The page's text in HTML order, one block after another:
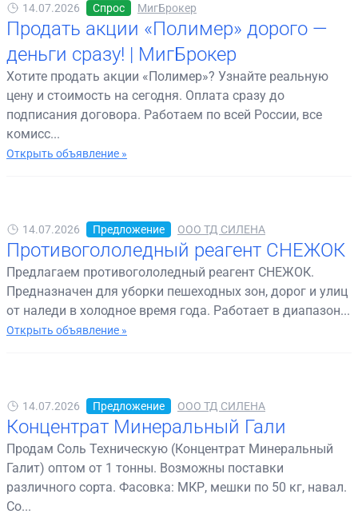
14.07.2026 Спрос МигБрокер
Продать акции «Полимер» дорого —
деньги сразу! | МигБрокер
Хотите продать акции «Полимер»? Узнайте реальную
цену и стоимость на сегодня. Оплата сразу до
подписания договора. Работаем по всей России, все
комисс...
Открыть объявление »
14.07.2026 Предложение ООО ТД СИЛЕНА
Противогололедный реагент СНЕЖОК
Предлагаем противогололедный реагент СНЕЖОК.
Предназначен для уборки пешеходных зон, дорог и улиц
от наледи в холодное время года. Работает в диапазон...
Открыть объявление »
14.07.2026 Предложение ООО ТД СИЛЕНА
Концентрат Минеральный Гали
Продам Соль Техническую (Концентрат Минеральный
Галит) оптом от 1 тонны. Возможны поставки
различного сорта. Фасовка: МКР, мешки по 50 кг, навал.
Со...